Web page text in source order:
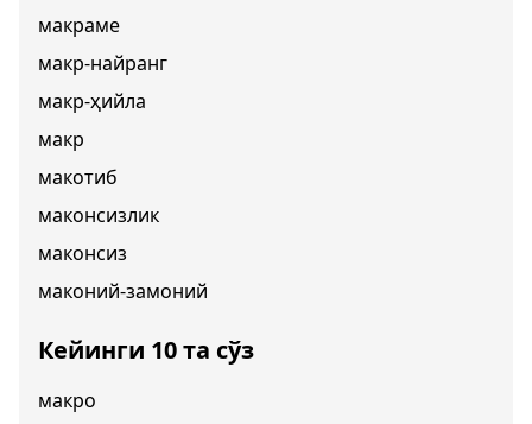
макраме
макр-найранг
макр-ҳийла
макр
макотиб
маконсизлик
маконсиз
маконий-замоний
Кейинги 10 та сўз
макро